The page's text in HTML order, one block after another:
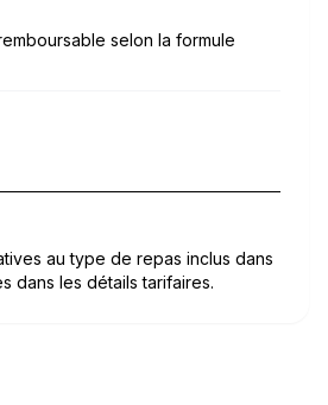
selon la formule
au type de repas inclus dans
dans les détails tarifaires.